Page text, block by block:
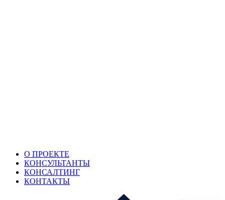
О ПРОЕКТЕ
КОНСУЛЬТАНТЫ
КОНСАЛТИНГ
КОНТАКТЫ